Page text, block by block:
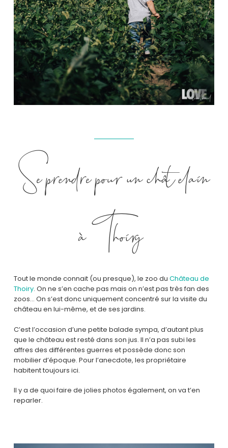
Se prendre pour un châtelain
à Thoiry
Tout le monde connait (ou presque), le zoo duChâteau de
Thoiry. On ne s’en cache pas mais on n’est pas très fan des
zoos… On s’est donc uniquement concentré sur la visite du
château en lui-même, et de ses jardins.
C’est l’occasion d’une petite balade sympa, d’autant plus
que le château est resté dans son jus. Il n’a pas subi les
affres des différentes guerres et possède donc son
mobilier d’époque. Pour l’anecdote, les propriétaire
habitent toujours ici.
Il y a de quoi faire de jolies photos également, on va t’en
reparler.